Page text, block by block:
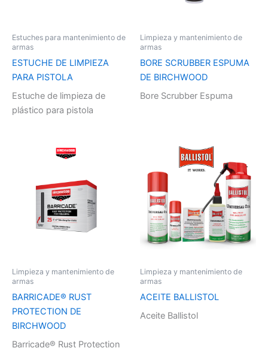
Estuches para mantenimiento de
armas
ESTUCHE DE LIMPIEZA
PARA PISTOLA
Estuche de limpieza de
plástico para pistola
Limpieza y mantenimiento de
armas
BORE SCRUBBER ESPUMA
DE BIRCHWOOD
Bore Scrubber Espuma
Limpieza y mantenimiento de
armas
BARRICADE® RUST
PROTECTION DE
BIRCHWOOD
Barricade® Rust Protection
Limpieza y mantenimiento de
armas
ACEITE BALLISTOL
Aceite Ballistol